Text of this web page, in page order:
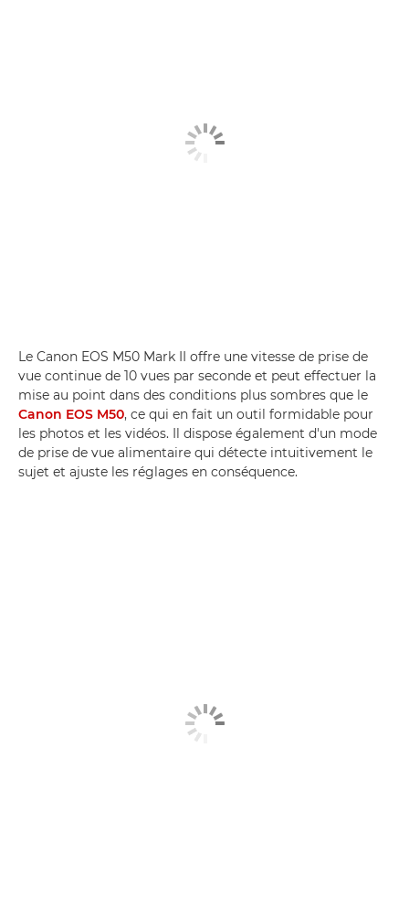
Le Canon EOS M50 Mark II offre une vitesse de prise de
vue continue de 10 vues par seconde et peut effectuer la
mise au point dans des conditions plus sombres que le
Canon EOS M50, ce qui en fait un outil formidable pour
les photos et les vidéos. Il dispose également d'un mode
de prise de vue alimentaire qui détecte intuitivement le
sujet et ajuste les réglages en conséquence.